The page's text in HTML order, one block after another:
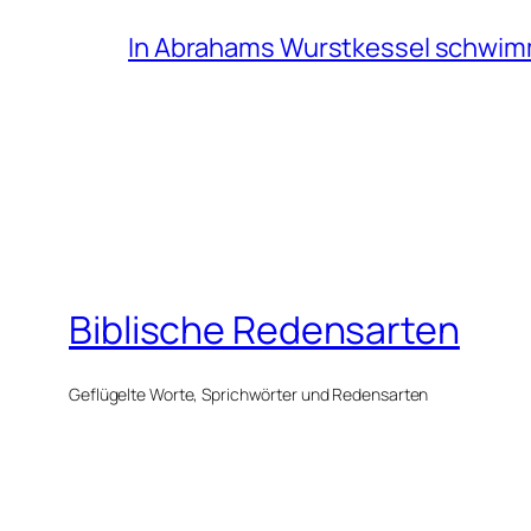
In Abrahams Wurstkessel
Biblische Redensarten
Geflügelte Worte, Sprichwörter und Redensarten